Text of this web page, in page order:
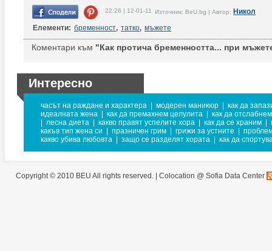
22:26 | 12-01-11 Източник: BeU.bg | Автор: Никол
Елементи: бременност, татко, мъжете
Коментари към "Как протича бременността... при
Интересно
часът на раждане и характера модерен маникюр
как да
идеалната жена
как да премахнем целулита
как да
лесна диета какво правят успелите хора как да се храним
какъв тип жена си
празничен грим грижи за устните
какво убива любовта
защо се разделят хората как да
Copyright © 2010 BEU All rights reserved. | Colocation @ Sofia Data Center